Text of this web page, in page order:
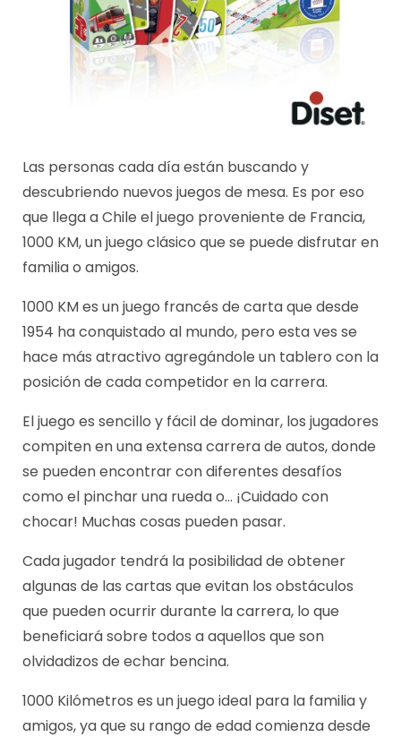
Las personas cada día están buscando y
descubriendo nuevos juegos de mesa. Es por eso
que llega a Chile el juego proveniente de Francia,
1000 KM, un juego clásico que se puede disfrutar en
familia o amigos.
1000 KM es un juego francés de carta que desde
1954 ha conquistado al mundo, pero esta ves se
hace más atractivo agregándole un tablero con la
posición de cada competidor en la carrera.
El juego es sencillo y fácil de dominar, los jugadores
compiten en una extensa carrera de autos, donde
se pueden encontrar con diferentes desafíos
como el pinchar una rueda o… ¡Cuidado con
chocar! Muchas cosas pueden pasar.
Cada jugador tendrá la posibilidad de obtener
algunas de las cartas que evitan los obstáculos
que pueden ocurrir durante la carrera, lo que
beneficiará sobre todos a aquellos que son
olvidadizos de echar bencina.
1000 Kilómetros es un juego ideal para la familia y
amigos, ya que su rango de edad comienza desde